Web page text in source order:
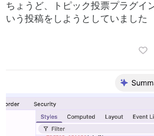
ちょうど、トピック投票プラグイ
いう投稿をしようとしていました